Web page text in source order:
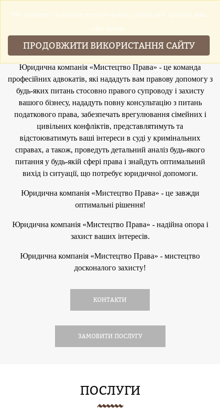
▼
МЕДIАЦIЯ
Вирішити суперечку швидко і ефективно
і без зайвого розголосу. Думаєте
неможливо?
Юридична компанія «Мистецтво Права» - це команда
професійних адвокатів, які нададуть вам правову допомогу з
будь-яких питань стосовно правого супроводу і захисту
вашого бізнесу, нададуть повну консультацію з питань
податкового права, забезпечать врегулювання сімейних і
цивільних конфліктів, представлятимуть та
відстоюватимуть ваші інтереси в суді у кримінальних
справах, а також, проведуть детальний аналіз будь-якого
питання у будь-якій сфері права і знайдуть оптимальний
вихід із ситуації, що потребує юридичної допомоги.
Юридична компанія «Мистецтво Права» - це завжди
оптимальні рішення!
Юридична компанія «Мистецтво Права» - надійна опора і
захист ваших інтересів.
Юридична компанія «Мистецтво Права» - мистецтво
досконалого захисту!
КОНТАКТИ
ЗАМОВИТИ ПОСЛУГУ
ПОСЛУГИ
Ми збираемо та використовуемо файли cookies щоб зробити наш
сайт краще.
ПРОДОВЖИТИ ВИКОРИСТАННЯ САЙТУ